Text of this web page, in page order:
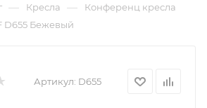
— Кресла — Конференц кресла
D655 Бежевый
Артикул: D655